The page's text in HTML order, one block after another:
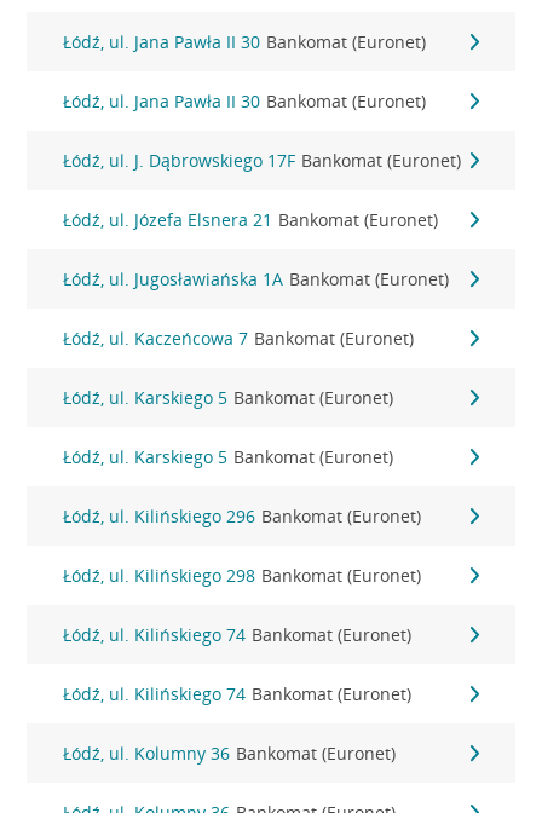
Łódź, ul. Jana Pawła II 30 Bankomat (Euronet)
Łódź, ul. Jana Pawła II 30 Bankomat (Euronet)
Łódź, ul. J. Dąbrowskiego 17F Bankomat (Euronet)
Łódź, ul. Józefa Elsnera 21 Bankomat (Euronet)
Łódź, ul. Jugosławiańska 1A Bankomat (Euronet)
Łódź, ul. Kaczeńcowa 7 Bankomat (Euronet)
Łódź, ul. Karskiego 5 Bankomat (Euronet)
Łódź, ul. Karskiego 5 Bankomat (Euronet)
Łódź, ul. Kilińskiego 296 Bankomat (Euronet)
Łódź, ul. Kilińskiego 298 Bankomat (Euronet)
Łódź, ul. Kilińskiego 74 Bankomat (Euronet)
Łódź, ul. Kilińskiego 74 Bankomat (Euronet)
Łódź, ul. Kolumny 36 Bankomat (Euronet)